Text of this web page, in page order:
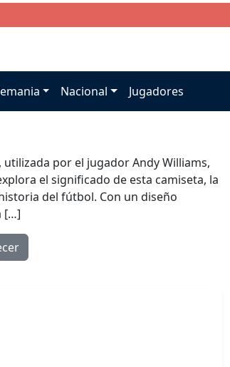
Nacional Jugadores
por el jugador Andy Williams,
el significado de esta camiseta, la
del fútbol. Con un diseño
[…]